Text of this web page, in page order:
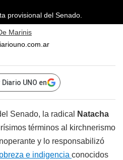
provisional del Senado.
Marinis
UNO en
Senado, la radical
Natacha
términos al kirchnerismo
y lo responsabilizó
e indigencia conocidos